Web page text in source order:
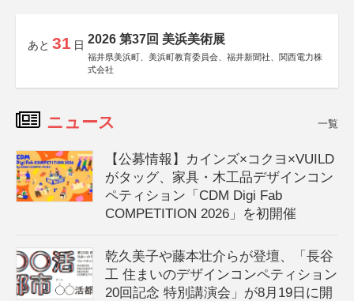
あと 31 日 2026 第37回 美浜美術展
福井県美浜町、美浜町教育委員会、福井新聞社、関西電力株
式会社
ニュース 一覧
【公募情報】カインズ×コクヨ×VUILD
がタッグ、家具・木工品デザインコン
ペティション「CDM Digi Fab
COMPETITION 2026」を初開催
乾久美子や藤本壮介らが登壇、「長谷
工 住まいのデザインコンペティション
20回記念 特別講演会」が8月19日に開